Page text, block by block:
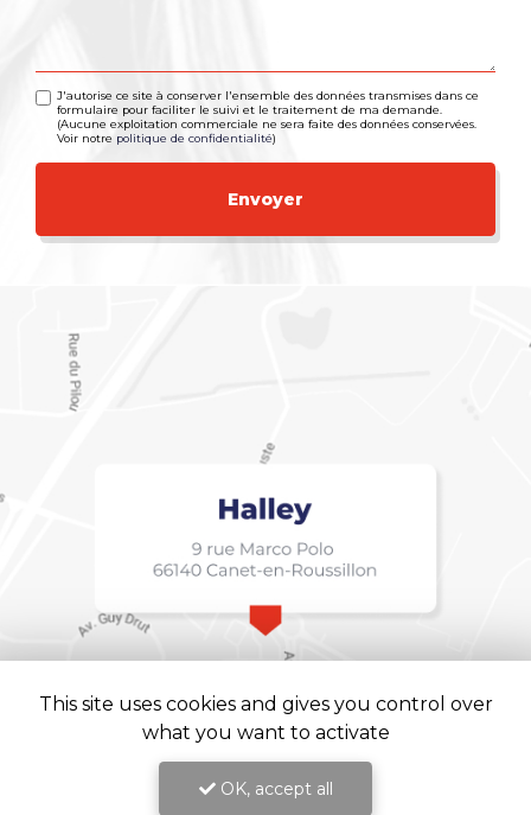
J'autorise ce site à conserver l'ensemble des données transmises dans ce
formulaire pour faciliter le suivi et le traitement de ma demande.
(Aucune exploitation commerciale ne sera faite des données conservées.
Voir notre politique de confidentialité)
This site uses cookies and gives you control over
what you want to activate
OK, accept all